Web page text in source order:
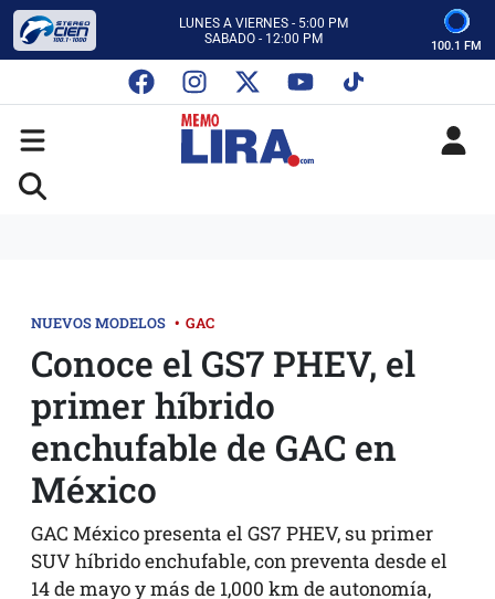
LUNES A VIERNES - 5:00 PM
SABADO - 12:00 PM
CON MEMO LIRA Y SU EQUIPO
LUNES A VIERNES - 5:00 PM
SABADO - 12:00 PM
100.1 FM
NUEVOS MODELOS • GAC
Conoce el GS7 PHEV, el
primer híbrido
enchufable de GAC en
México
GAC México presenta el GS7 PHEV, su primer
SUV híbrido enchufable, con preventa desde el
14 de mayo y más de 1,000 km de autonomía,